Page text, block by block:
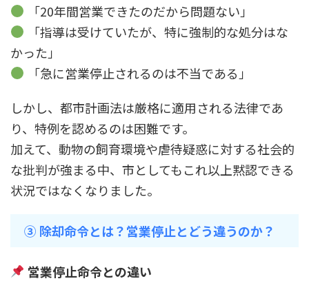
「20年間営業できたのだから問題ない」
「指導は受けていたが、特に強制的な処分はな
かった」
「急に営業停止されるのは不当である」
しかし、都市計画法は厳格に適用される法律であ
り、特例を認めるのは困難です。
加えて、動物の飼育環境や虐待疑惑に対する社会的
な批判が強まる中、市としてもこれ以上黙認できる
状況ではなくなりました。
③ 除却命令とは？営業停止とどう違うのか？
営業停止命令との違い